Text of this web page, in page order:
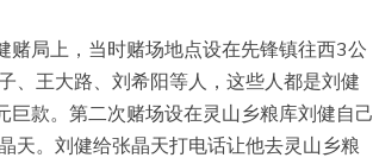
局上，当时赌场地点设在先锋镇往西3公
、王大路、刘希阳等人，这些人都是刘健
款。第二次赌场设在灵山乡粮库刘健自己
天。刘健给张晶天打电话让他去灵山乡粮